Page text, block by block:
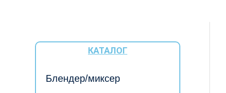
КАТАЛОГ
Блендер/миксер